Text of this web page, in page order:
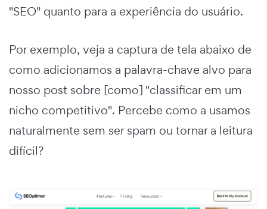
"SEO" quanto para a experiência do usuário.
Por exemplo, veja a captura de tela abaixo de
como adicionamos a palavra-chave alvo para
nosso post sobre [como] "classificar em um
nicho competitivo". Percebe como a usamos
naturalmente sem ser spam ou tornar a leitura
difícil?